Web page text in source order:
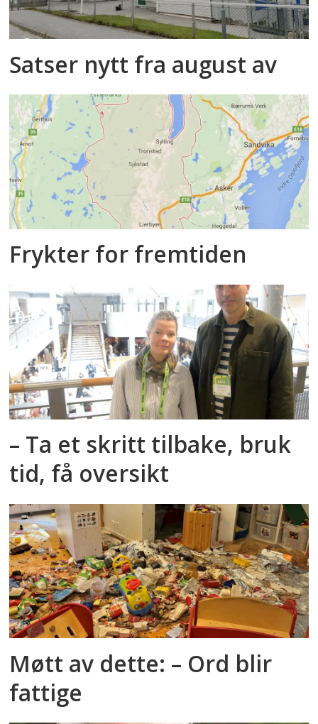
Satser nytt fra august av
Frykter for fremtiden
– Ta et skritt tilbake, bruk
tid, få oversikt
Møtt av dette: – Ord blir
fattige